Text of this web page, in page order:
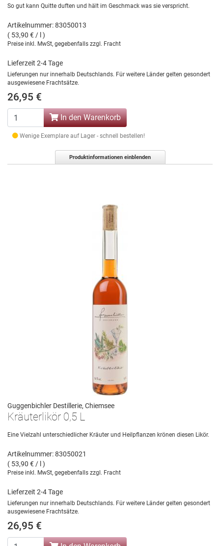
So gut kann Quitte duften und hält im Geschmack was sie verspricht.
Artikelnummer: 83050013
( 53,90 € / l )
Preise inkl. MwSt, gegebenfalls zzgl. Fracht
Lieferzeit 2-4 Tage
Lieferungen nur innerhalb Deutschlands. Für weitere Länder gelten gesondert
ausgewiesene Frachtsätze.
26,95 €
In den Warenkorb
Wenige Exemplare auf Lager - schnell bestellen!
Produktinformationen einblenden
Guggenbichler Destillerie, Chiemsee
Kräuterlikör 0,5 L
Eine Vielzahl unterschiedlicher Kräuter und Heilpflanzen krönen diesen Likör.
Artikelnummer: 83050021
( 53,90 € / l )
Preise inkl. MwSt, gegebenfalls zzgl. Fracht
Lieferzeit 2-4 Tage
Lieferungen nur innerhalb Deutschlands. Für weitere Länder gelten gesondert
ausgewiesene Frachtsätze.
26,95 €